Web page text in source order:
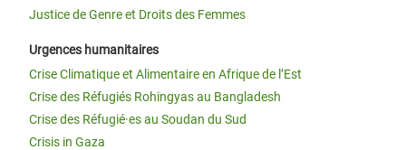
Justice de Genre et Droits des Femmes
Urgences humanitaires
Crise Climatique et Alimentaire en Afrique de l’Est
Crise des Réfugiés Rohingyas au Bangladesh
Crise des Réfugié·es au Soudan du Sud
Crisis in Gaza